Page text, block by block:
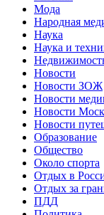
Мода
Народная
Наука
Наука и
Новости
Новости ЗОЖ
Новости
Новости
Новости
Образование
Общество
Около спорта
Отдых в
Отдых за
ПДД